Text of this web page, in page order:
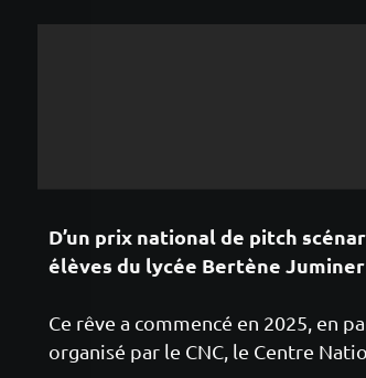
D’un prix national de pitch
élèves du lycée Bertène
Ce rêve a commencé en 2025, en
organisé par le CNC, le Centre